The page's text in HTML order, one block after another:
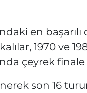
en
1970 ve
çeyrek
son 16